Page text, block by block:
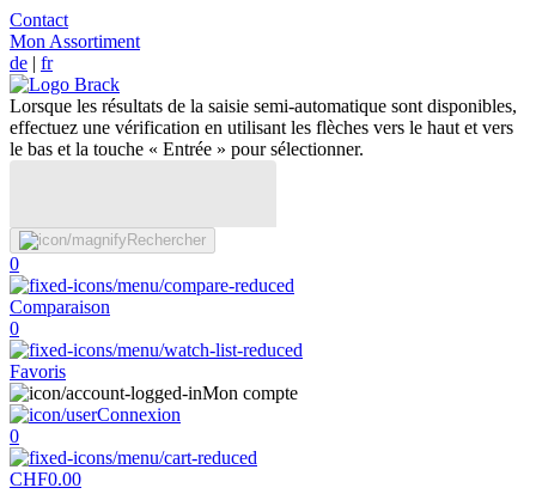
Contact
Mon Assortiment
de | fr
Lorsque les résultats de la saisie semi-automatique sont disponibles,
effectuez une vérification en utilisant les flèches vers le haut et vers
le bas et la touche « Entrée » pour sélectionner.
Rechercher
0
Comparaison
0
Favoris
Mon compte
Connexion
0
CHF0.00